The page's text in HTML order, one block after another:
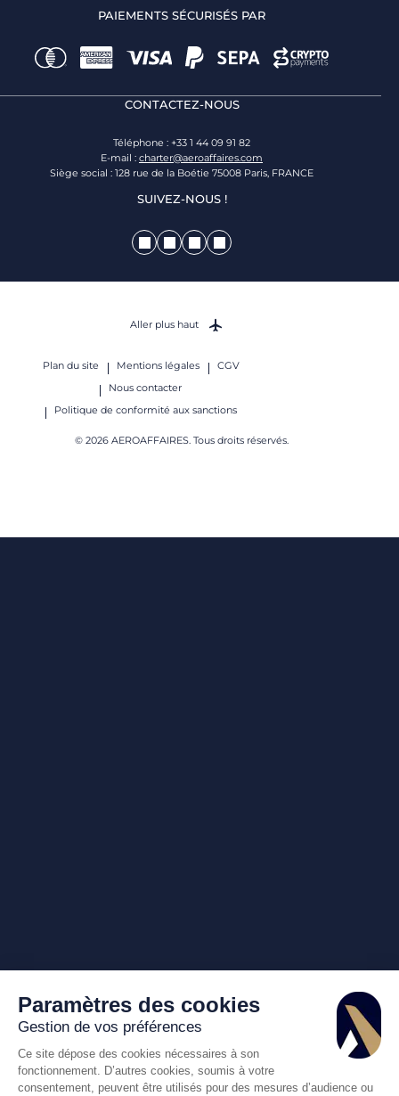
PAIEMENTS SÉCURISÉS PAR
CONTACTEZ-NOUS
Téléphone : +33 1 44 09 91 82
E-mail : charter@aeroaffaires.com
Siège social : 128 rue de la Boétie 75008 Paris, FRANCE
SUIVEZ-NOUS !
Plan du site Mentions légales
CGV
Nous contacter
Politique de conformité aux sanctions
© 2026 AEROAFFAIRES. Tous droits réservés.
Aller plus haut
Paramètres des cookies
Gestion de vos préférences
Ce site dépose des cookies nécessaires à son
fonctionnement. D’autres cookies, soumis à votre
consentement, peuvent être utilisés pour des mesures d’audience ou